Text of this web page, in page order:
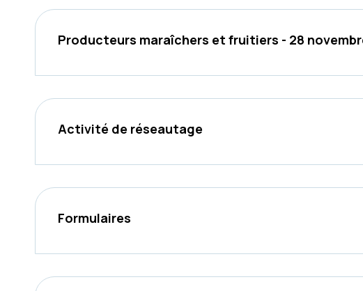
Producteurs maraîchers et fruitiers - 28
Activité de réseautage
Formulaires